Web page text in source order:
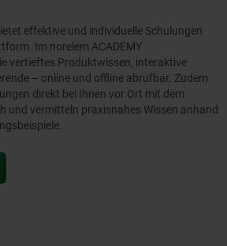
effektive und individuelle Schulungen
Im norelem ACADEMY
vertieftes Produktwissen, interaktive
– online und offline abrufbar. Zudem
direkt bei Ihnen vor Ort mit dem
und vermitteln praxisnahes Wissen anhand